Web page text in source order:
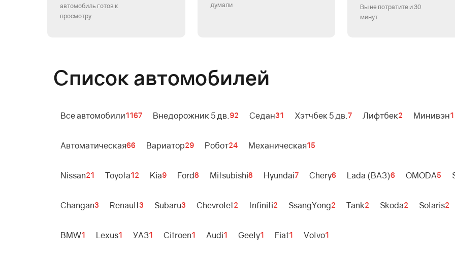
автомобиль готов к
просмотру
думали
Вы не потратите и 30
минут
Список автомобилей
Все автомобили1167 Внедорожник 5 дв. 92 Седан31 Хэтчбек 5 дв. 7 Лифтбек2 Минивэн1
Автоматическая66 Вариатор29 Робот24 Механическая15
Nissan21 Toyota12 Kia9 Ford8 Mitsubishi8 Hyundai7 Chery6 Lada (ВАЗ)6 OMODA5
Changan3 Renault3 Subaru3 Chevrolet2 Infiniti2 SsangYong2 Tank2 Skoda2 Solaris2
BMW1 Lexus1 УАЗ1 Citroen1 Audi1 Geely1 Fiat1 Volvo1